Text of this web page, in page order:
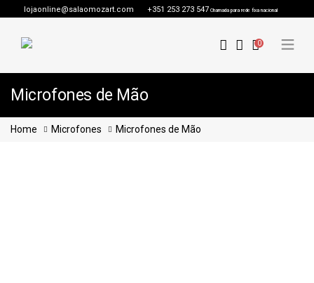
lojaonline@salaomozart.com +351 253 273 547 Chamada para rede fixa nacional
0
Microfones de Mão
Home Microfones Microfones de Mão